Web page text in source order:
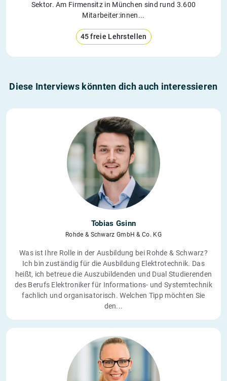
Sektor. Am Firmensitz in München sind rund 3.600
Mitarbeiter:innen...
45 freie Lehrstellen
Diese Interviews könnten dich auch interessieren
Tobias Gsinn
Rohde & Schwarz GmbH & Co. KG
Was ist Ihre Rolle in der Ausbildung bei Rohde & Schwarz?
Ich bin zuständig für die Ausbildung Elektrotechnik. Das
heißt, ich betreue die Auszubildenden und Dual Studierenden
des Berufs Elektroniker für Informations- und Systemtechnik
fachlich und organisatorisch. Welchen Tipp möchten Sie
den...